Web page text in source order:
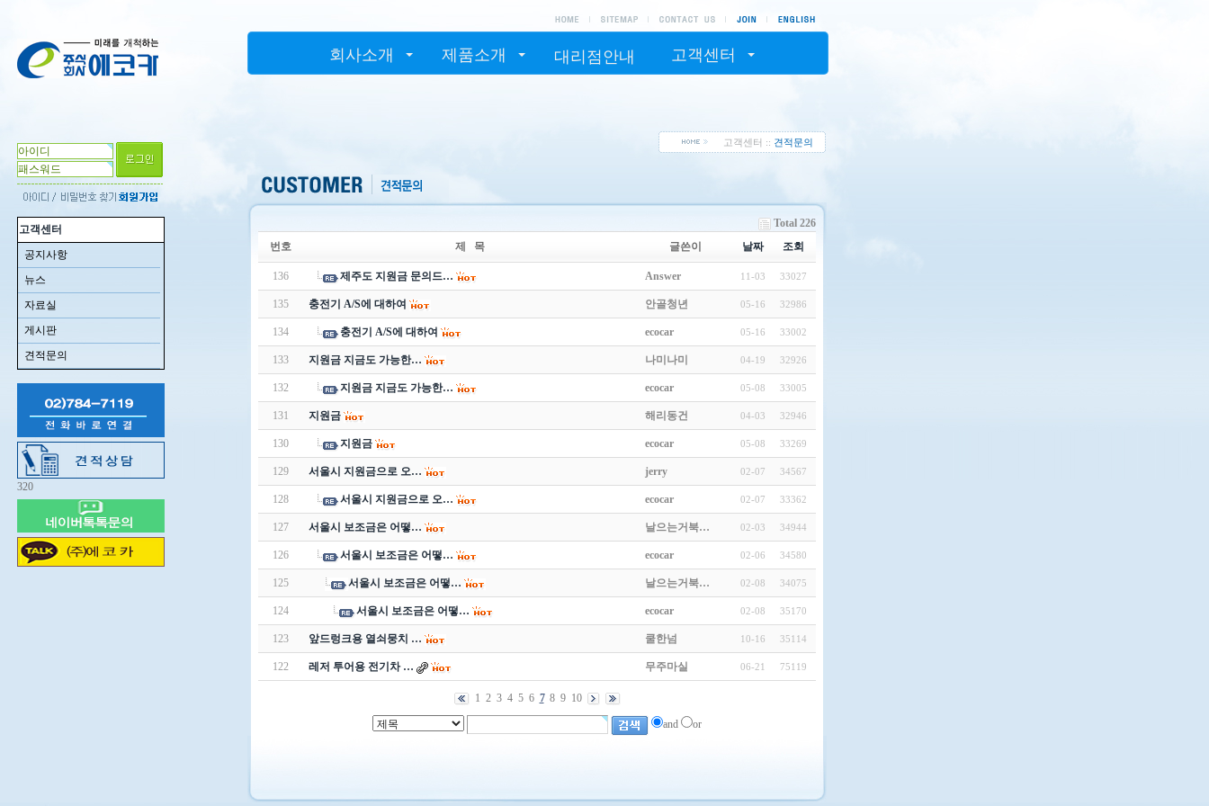
고객센터
공지사항
뉴스
자료실
게시판
견적문의
320
회사소개 제품소개 대리점안내 고객센터
고객센터 :: 견적문의
Total 226
번호
제 목 글쓴이 날짜 조회
136 제주도 지원금 문의드… Answer 11-03 33027
135 충전기 A/S에 대하여 안골청년 05-16 32986
134 충전기 A/S에 대하여 ecocar 05-16 33002
133 지원금 지금도 가능한… 나미나미 04-19 32926
132 지원금 지금도 가능한… ecocar 05-08 33005
131 지원금 해리동건 04-03 32946
130 지원금 ecocar 05-08 33269
129 서울시 지원금으로 오… jerry 02-07 34567
128 서울시 지원금으로 오… ecocar 02-07 33362
127 서울시 보조금은 어떻… 날으는거북… 02-03 34944
126 서울시 보조금은 어떻… ecocar 02-06 34580
125 서울시 보조금은 어떻… 날으는거북… 02-08 34075
124 서울시 보조금은 어떻… ecocar 02-08 35170
123 앞드렁크용 열쇠뭉치 … 쿨한넘 10-16 35114
122 레저 투어용 전기차 … 무주마실 06-21 75119
1 2 3 4 5 6 7 8 9 10
and or